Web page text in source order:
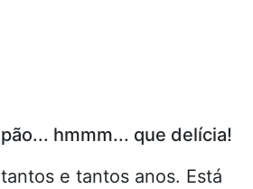
hmmm... que delícia!
e tantos anos. Está